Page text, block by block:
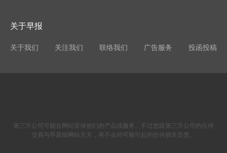
关于早报
关于我们 关注我们 联络我们 广告服务 投函投稿
第三方公司可能在网站宣传他们的产品或服务。不过您跟第三方公司的任何
交易与早晨报网站无关，将不会对可能引起的任何损失负责。